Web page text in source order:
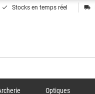
done Stocks en temps réel local_shipping
Optiques